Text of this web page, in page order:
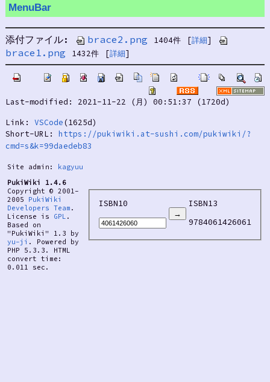
MenuBar
添付ファイル: brace2.png 1404件 [詳細]
brace1.png 1432件 [詳細]
Last-modified: 2021-11-22 (月) 00:51:37 (1720d)
Link: VSCode (1625d)
Short-URL: https://pukiwiki.at-sushi.com/pukiwiki/?
cmd=s&k=99daedeb83
Site admin:
kagyuu
PukiWiki 1.4.6
Copyright © 2001-
2005 PukiWiki
Developers Team .
License is GPL .
Based on
"PukiWiki" 1.3 by
yu-ji . Powered by
PHP 5.3.3. HTML
convert time:
0.011 sec.
ISBN10
ISBN13
9784061426061